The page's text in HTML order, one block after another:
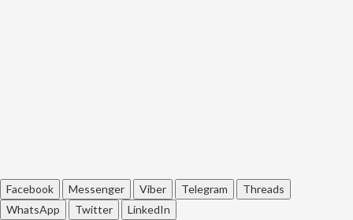
Facebook Messenger Viber Telegram
Threads
WhatsApp
Twitter
LinkedIn